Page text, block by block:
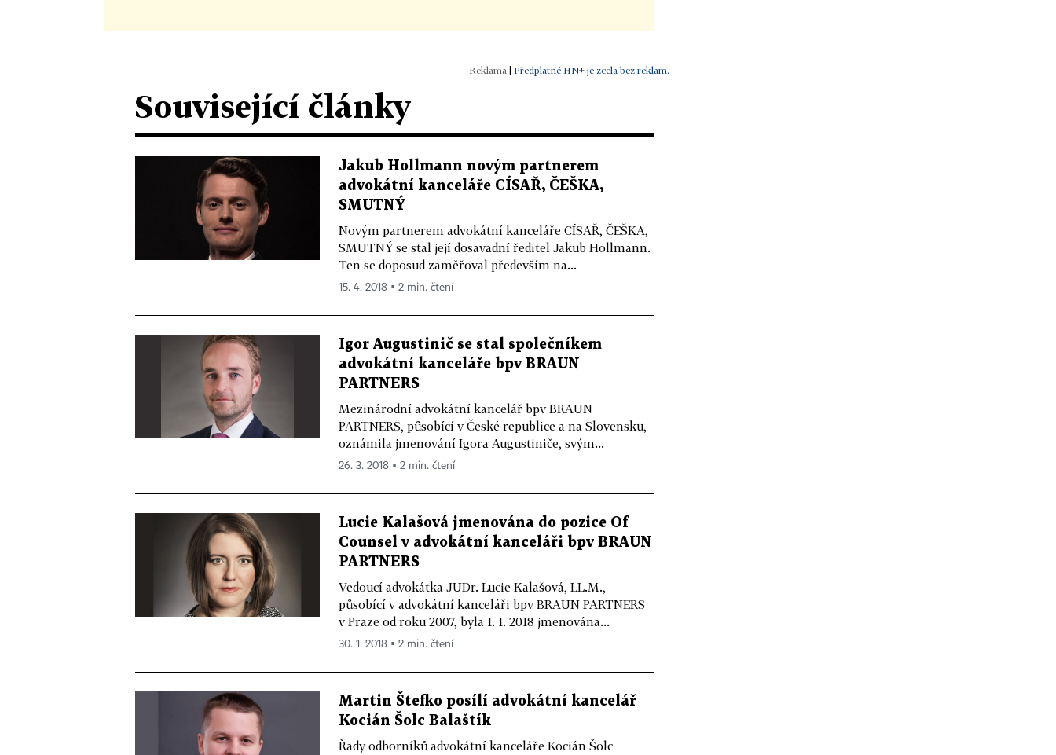
| Předplatné HN+ je zcela bez reklam.
Související články
Jakub Hollmann novým partnerem
advokátní kanceláře CÍSAŘ, ČEŠKA,
SMUTNÝ
Novým partnerem advokátní kanceláře CÍSAŘ, ČEŠKA,
SMUTNÝ se stal její dosavadní ředitel Jakub Hollmann.
Ten se doposud zaměřoval především na...
15. 4. 2018 ▪ 2 min. čtení
Igor Augustinič se stal společníkem
advokátní kanceláře bpv BRAUN
PARTNERS
Mezinárodní advokátní kancelář bpv BRAUN
PARTNERS, působící v České republice a na Slovensku,
oznámila jmenování Igora Augustiniče, svým...
26. 3. 2018 ▪ 2 min. čtení
Lucie Kalašová jmenována do pozice Of
Counsel v advokátní kanceláři bpv BRAUN
PARTNERS
Vedoucí advokátka JUDr. Lucie Kalašová, LL.M.,
působící v advokátní kanceláři bpv BRAUN PARTNERS
v Praze od roku 2007, byla 1. 1. 2018 jmenována...
30. 1. 2018 ▪ 2 min. čtení
Martin Štefko posílí advokátní kancelář
Kocián Šolc Balaštík
Řady odborníků advokátní kanceláře Kocián Šolc